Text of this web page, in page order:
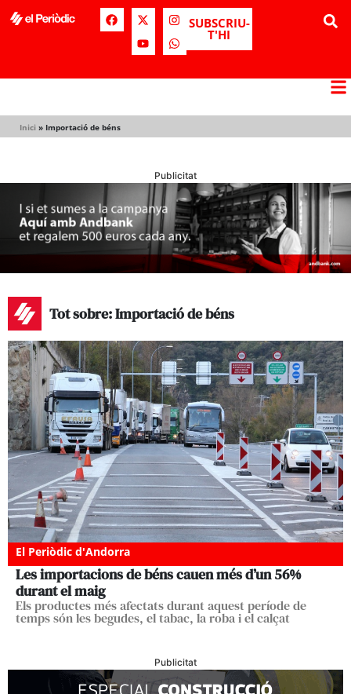
SUBSCRIU-
T'HI
Inici » Importació de béns
Publicitat
Tot sobre: Importació de béns
El Periòdic d'Andorra
Les importacions de béns cauen més d’un 56%
durant el maig
Els productes més afectats durant aquest període de
temps són les begudes, el tabac, la roba i el calçat
Publicitat